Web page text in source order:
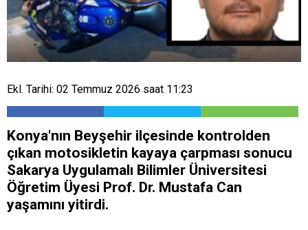
Ekl. Tarihi: 02 Temmuz 2026 saat 11:23
Konya'nın Beyşehir ilçesinde kontrolden
çıkan motosikletin kayaya çarpması sonucu
Sakarya Uygulamalı Bilimler Üniversitesi
Öğretim Üyesi Prof. Dr. Mustafa Can
yaşamını yitirdi.